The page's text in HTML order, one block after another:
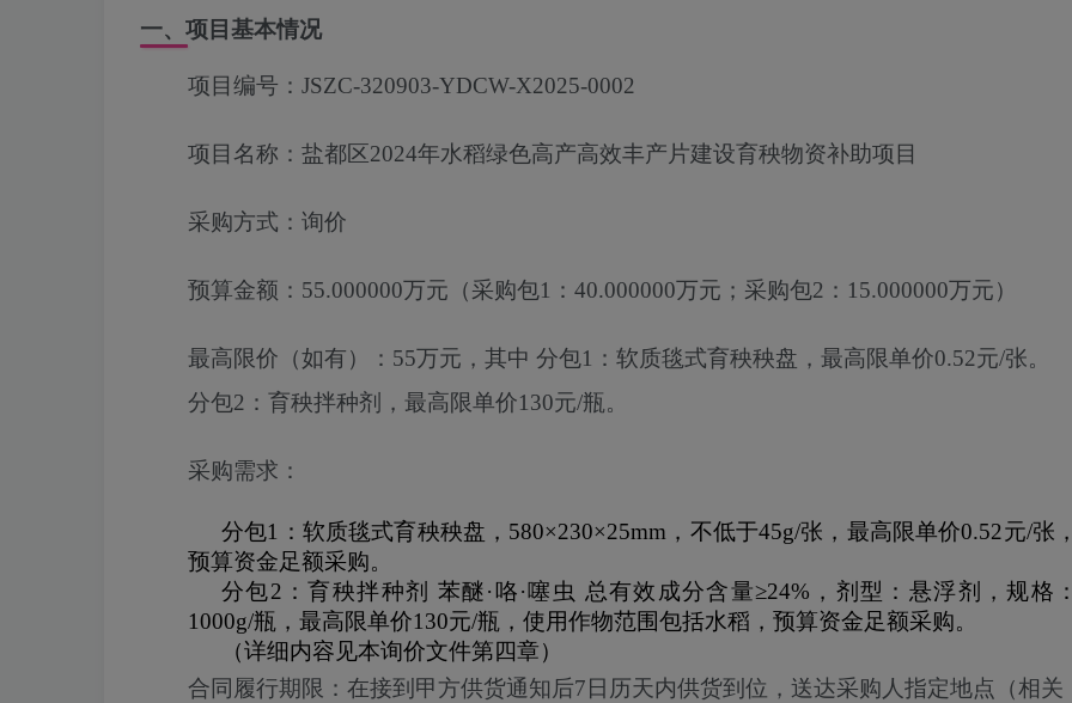
一、项目基本情况
项目编号： JSZC-320903-YDCW-X2025-0002
项目名称： 盐都区2024年水稻绿色高产高效丰产片建设育秧物资补助项目
采购方式： 询价
预算金额： 55.000000万元（采购包1：40.000000万元；采购包2：15.000000万元）
最高限价（如有）： 55万元，其中 分包1：软质毯式育秧秧盘，最高限单价0.52元/张。
分包2：育秧拌种剂，最高限单价130元/瓶。
采购需求：
分包1 ：软质毯式育秧秧盘， 580×230×25mm ，不低于45g/张，最高限单价0.52元/张
预算资金足额采购。
分包2 ：育秧拌种剂 苯醚·咯·噻虫 总有效成分含量≥24% ，剂型：悬浮剂，规格
1000g/瓶，最高限单价130元/瓶，使用作物范围包括水稻，预算资金足额采购。
（详细内容见本询价文件第四章）
合同履行期限： 在接到甲方供货通知后7日历天内供货到位，送达采购人指定地点（相关